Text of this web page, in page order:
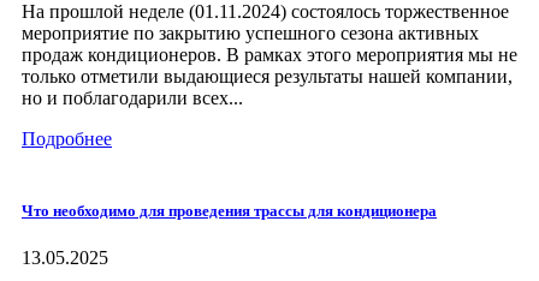
На прошлой неделе (01.11.2024) состоялось торжественное
мероприятие по закрытию успешного сезона активных
продаж кондиционеров. В рамках этого мероприятия мы не
только отметили выдающиеся результаты нашей компании,
но и поблагодарили всех...
Подробнее
Что необходимо для проведения трассы для кондиционера
13.05.2025